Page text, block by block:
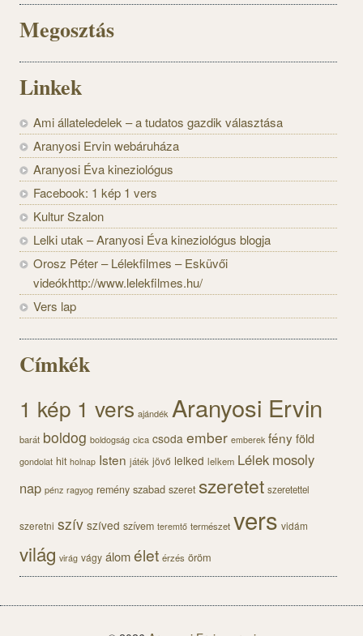
Megosztás
Linkek
Ami állateledelek – a tudatos gazdik választása
Aranyosi Ervin webáruháza
Aranyosi Éva kineziológus
Facebook: 1 kép 1 vers
Kultur Szalon
Lelki utak – Aranyosi Éva kineziológus blogja
Orosz Péter – Lélekfilmes – Esküvői
videókhttp://www.lelekfilmes.hu/
Vers lap
Címkék
1 kép 1 vers ajándék Aranyosi Ervin
barát boldog boldogság cica csoda ember emberek fényföld
gondolat hit holnap Isten játék jövő lelked lelkem Lélek mosoly
nap pénz ragyog remény szabad szeret szeretet szeretettel
szeretni szív szíved szívem teremtő természet vers vidám
világ virág vágy álomélet érzés öröm